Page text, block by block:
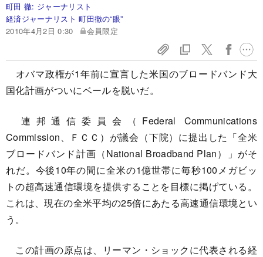
町田 徹: ジャーナリスト
経済ジャーナリスト 町田徹の“眼”
2010年4月2日 0:30
会員限定
オバマ政権が1年前に宣言した米国のブロードバンド大
国化計画がついにベールを脱いだ。
連邦通信委員会（Federal Communications
Commission、ＦＣＣ）が議会（下院）に提出した「全米
ブロードバンド計画（National Broadband Plan）」がそ
れだ。今後10年の間に全米の1億世帯に毎秒100メガビッ
トの超高速通信環境を提供することを目標に掲げている。
これは、現在の全米平均の25倍にあたる高速通信環境とい
う。
この計画の原点は、リーマン・ショックに代表される経